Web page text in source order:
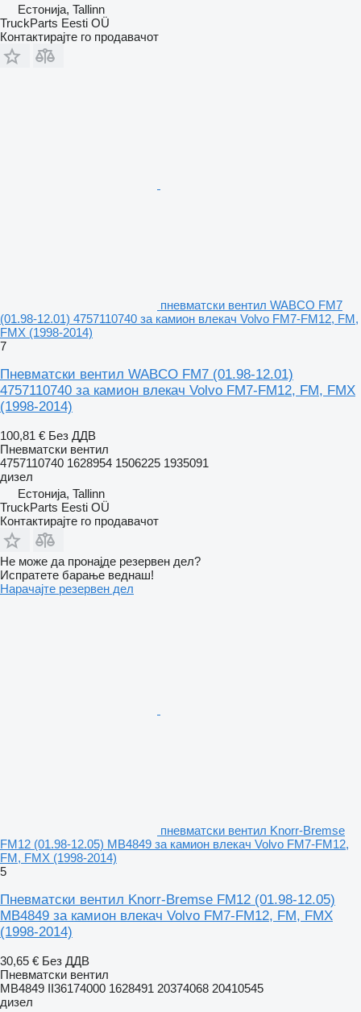
Естонија, Tallinn
TruckParts Eesti OÜ
Контактирајте го продавачот
пневматски вентил WABCO FM7
(01.98-12.01) 4757110740 за камион влекач Volvo FM7-FM12, FM,
FMX (1998-2014)
7
Пневматски вентил WABCO FM7 (01.98-12.01)
4757110740 за камион влекач Volvo FM7-FM12, FM, FMX
(1998-2014)
100,81 € Без ДДВ
Пневматски вентил
4757110740 1628954 1506225 1935091
дизел
Естонија, Tallinn
TruckParts Eesti OÜ
Контактирајте го продавачот
Не може да пронајде резервен дел?
Испратете барање веднаш!
Нарачајте резервен дел
пневматски вентил Knorr-Bremse
FM12 (01.98-12.05) MB4849 за камион влекач Volvo FM7-FM12,
FM, FMX (1998-2014)
5
Пневматски вентил Knorr-Bremse FM12 (01.98-12.05)
MB4849 за камион влекач Volvo FM7-FM12, FM, FMX
(1998-2014)
30,65 € Без ДДВ
Пневматски вентил
MB4849 II36174000 1628491 20374068 20410545
дизел